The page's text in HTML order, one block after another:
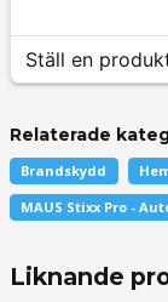
Ställ en
question
Fråga oss
Relaterade
Brandskydd
MAUS Stixx Pro -
Liknande